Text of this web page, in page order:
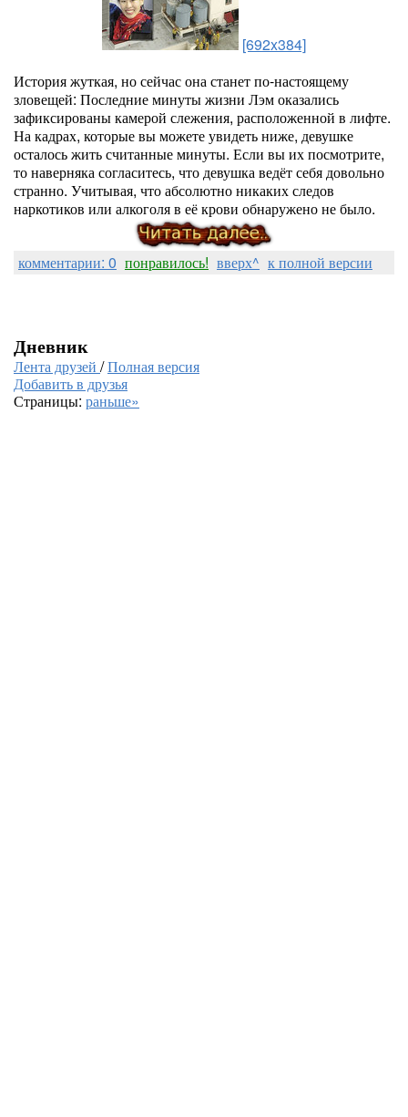
[692x384]
История жуткая, но сейчас она станет по-настоящему
зловещей: Последние минуты жизни Лэм оказались
зафиксированы камерой слежения, расположенной в лифте.
На кадрах, которые вы можете увидеть ниже, девушке
осталось жить считанные минуты. Если вы их посмотрите,
то наверняка согласитесь, что девушка ведёт себя довольно
странно. Учитывая, что абсолютно никаких следов
наркотиков или алкоголя в её крови обнаружено не было.
комментарии: 0 понравилось! вверх^ к полной версии
Дневник
Лента друзей /Полная версия
Добавить в друзья
Страницы: раньше»